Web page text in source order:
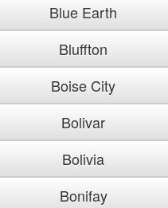
Blue Earth
Bluffton
Boise City
Bolivar
Bolivia
Bonifay